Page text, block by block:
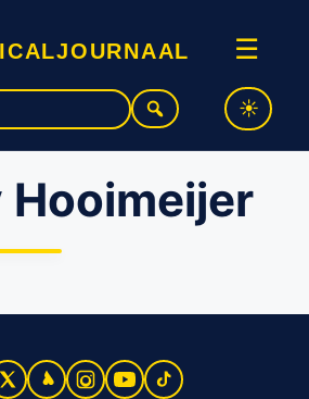
☰
Hooimeijer